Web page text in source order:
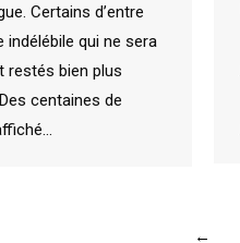
Certains d’entre
qui ne sera
restés bien plus
centaines de
←